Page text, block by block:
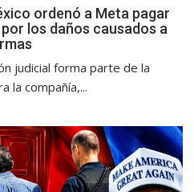
ordenó a Meta pagar
los daños causados a
judicial forma parte de la
la compañía,...